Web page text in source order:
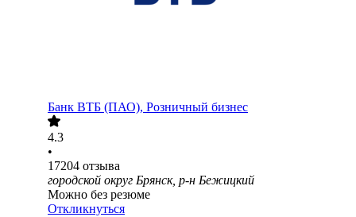
Банк ВТБ (ПАО), Розничный бизнес
4.3
•
17204 отзыва
городской округ Брянск, р-н Бежицкий
Можно без резюме
Откликнуться